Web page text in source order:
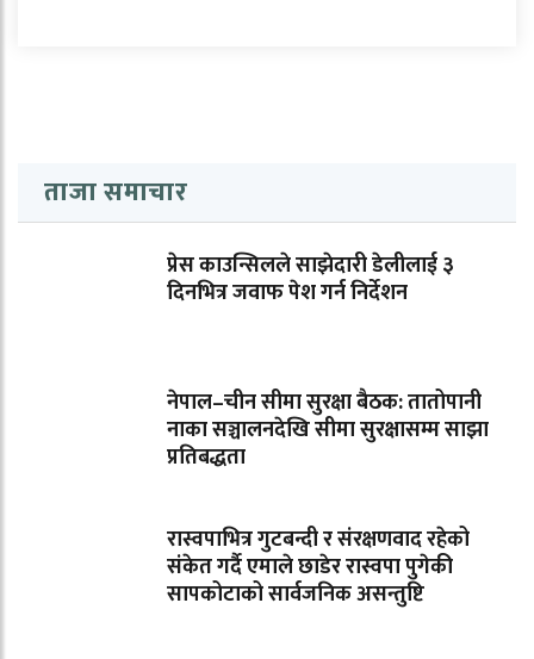
ताजा समाचार
प्रेस काउन्सिलले साझेदारी डेलीलाई ३
दिनभित्र जवाफ पेश गर्न निर्देशन
नेपाल–चीन सीमा सुरक्षा बैठक: तातोपानी
नाका सञ्चालनदेखि सीमा सुरक्षासम्म साझा
प्रतिबद्धता
रास्वपाभित्र गुटबन्दी र संरक्षणवाद रहेको
संकेत गर्दै एमाले छाडेर रास्वपा पुगेकी
सापकोटाको सार्वजनिक असन्तुष्टि